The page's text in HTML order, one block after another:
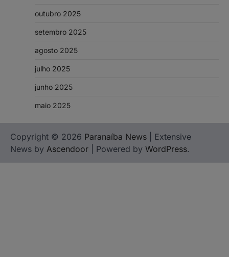
outubro 2025
setembro 2025
agosto 2025
julho 2025
junho 2025
maio 2025
Copyright © 2026 Paranaíba News | Extensive
News by Ascendoor | Powered by WordPress.